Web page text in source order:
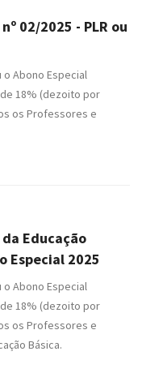
02/2025 - PLR ou
o Abono Especial
18% (dezoito por
os Professores e
Educação
Especial 2025
o Abono Especial
18% (dezoito por
os Professores e
Básica.